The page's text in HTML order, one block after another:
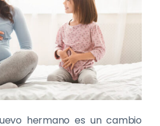
hermano es un cambio